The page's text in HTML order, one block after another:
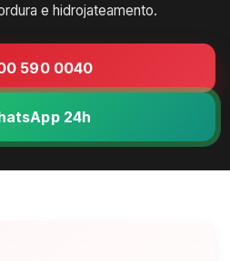
e hidrojateamento.
590 0040
24h